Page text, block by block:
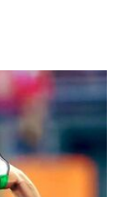
πρώτη
πνίγηκε